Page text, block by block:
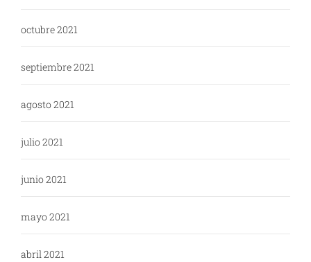
octubre 2021
septiembre 2021
agosto 2021
julio 2021
junio 2021
mayo 2021
abril 2021